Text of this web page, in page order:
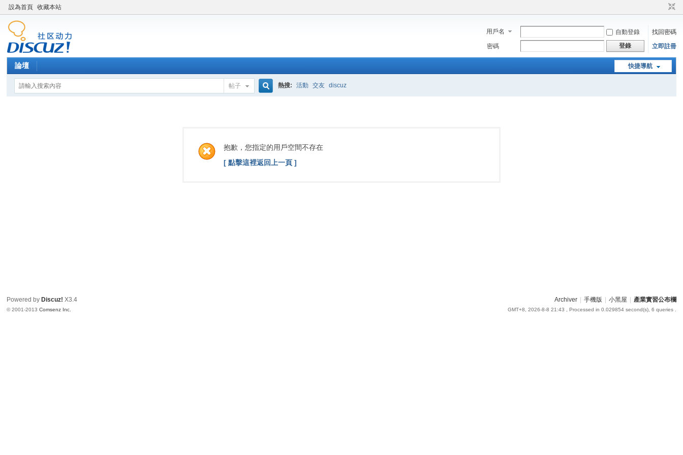
設為首頁 收藏本站
用戶名 自動登錄
找回密碼
密碼
登錄 立即註冊
快捷導航
論壇
帖子
索
熱搜: 活動 交友 discuz
抱歉，您指定的用戶空間不存在
[ 點擊這裡返回上一頁 ]
Archiver 手機版 小黑屋 產業實習公布欄
GMT+8, 2026-8-8 21:43 , Processed in 0.029854 second(s), 6 queries .
Powered by Discuz! X3.4
© 2001-2013Comsenz Inc.